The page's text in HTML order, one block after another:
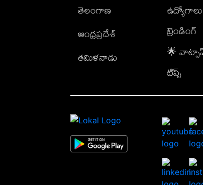
తెలంగాణ
ఆంధ్రప్రదేశ్
తమిళనాడు
ఉద్యోగాలు
ట్రెండింగ్
🌟
టిప్స్